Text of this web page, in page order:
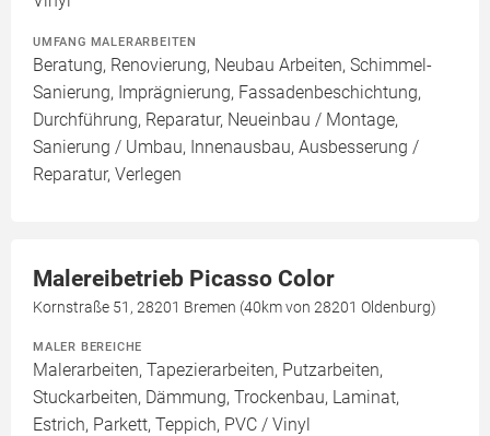
UMFANG MALERARBEITEN
Beratung, Renovierung, Neubau Arbeiten, Schimmel-
Sanierung, Imprägnierung, Fassadenbeschichtung,
Durchführung, Reparatur, Neueinbau / Montage,
Sanierung / Umbau, Innenausbau, Ausbesserung /
Reparatur, Verlegen
Malereibetrieb Picasso Color
Kornstraße 51, 28201 Bremen (40km von 28201 Oldenburg)
MALER BEREICHE
Malerarbeiten, Tapezierarbeiten, Putzarbeiten,
Stuckarbeiten, Dämmung, Trockenbau, Laminat,
Estrich, Parkett, Teppich, PVC / Vinyl